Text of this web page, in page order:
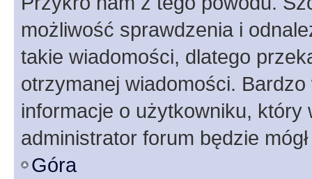
możliwość sprawdzenia i
takie wiadomości, dlatego
otrzymanej wiadomości.
informacje o użytkowniku, który
administrator forum będzie
Góra